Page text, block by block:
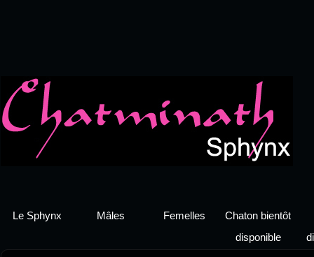
Le Sphynx Mâles Femelles
Chaton bientôt
disponible